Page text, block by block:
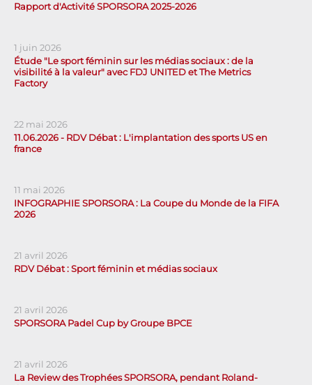
Rapport d'Activité SPORSORA 2025-2026
1 juin 2026
Étude "Le sport féminin sur les médias sociaux : de la
visibilité à la valeur" avec FDJ UNITED et The Metrics
Factory
22 mai 2026
11.06.2026 - RDV Débat : L'implantation des sports US en
france
11 mai 2026
INFOGRAPHIE SPORSORA : La Coupe du Monde de la FIFA
2026
21 avril 2026
RDV Débat : Sport féminin et médias sociaux
21 avril 2026
SPORSORA Padel Cup by Groupe BPCE
21 avril 2026
La Review des Trophées SPORSORA, pendant Roland-